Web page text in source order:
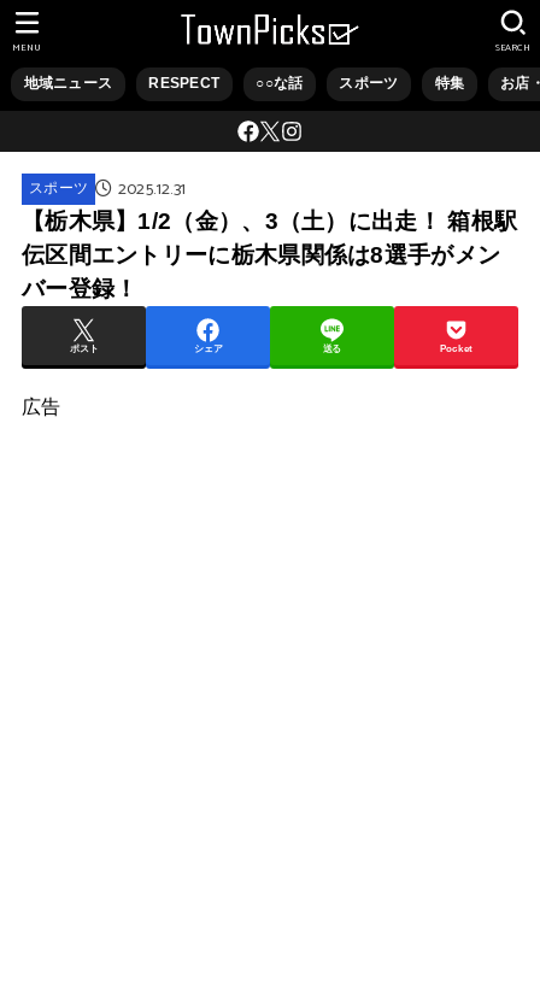
地域ニュース RESPECT ○○な話 スポーツ 特集 お店
SEARCH
MENU
スポーツ 2025.12.31
【栃木県】1/2（金）、3（土）に出走！ 箱根駅
伝区間エントリーに栃木県関係は8選手がメン
バー登録！
ポスト シェア 送る Pocket
広告